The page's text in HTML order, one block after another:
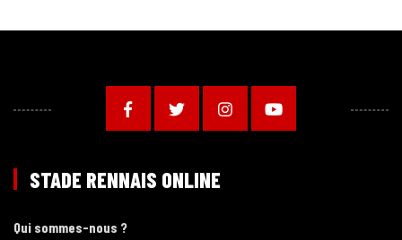
STADE RENNAIS ONLINE
Qui sommes-nous ?